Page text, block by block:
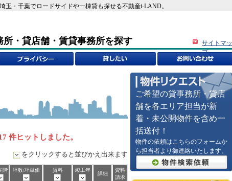
・千葉でロードサイドや一棟貸も探せる不動産i-LAND。
所・貸店舗・賃貸事務所を探す
サイトマッ
プ
件ヒットしました。
をクリックすると並びかえ出来ます
階 坪数/坪単価 賃料 竣工年
詳細
資料
請求
ご希望の貸事務所・貸店
舗を各エリア担当が新
着・未公開物件を含め一
括送付！
物件の依頼はこちらのフォームか
ら担当者より御連絡いたします。